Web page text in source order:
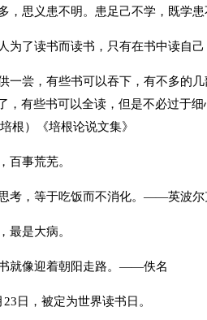
，思义患不明。患足己不学，既学
为了读书而读书，只有在书中读自
一尝，有些书可以吞下，有不多的
，有些书可以全读，但是不必过于
）《培根论说文集》
百事荒芜。
考，等于吃饭而不消化。——英波尔
最是大病。
就像迎着朝阳走路。——佚名
日，被定为世界读书日。